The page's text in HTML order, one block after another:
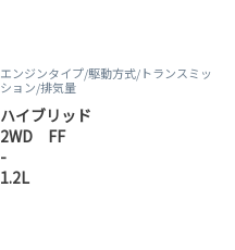
エンジンタイプ/駆動方式/トランスミッ
ション/排気量
ハイブリッド
2WD FF
-
1.2L